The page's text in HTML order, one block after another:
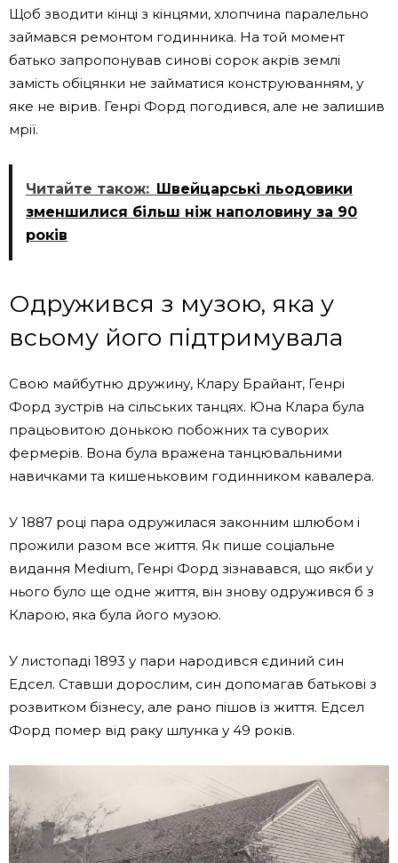
Щоб зводити кінці з кінцями, хлопчина паралельно
займався ремонтом годинника. На той момент
батько запропонував синові сорок акрів землі
замість обіцянки не займатися конструюванням, у
яке не вірив. Генрі Форд погодився, але не залишив
мрії.
Читайте також: Швейцарські льодовики
зменшилися більш ніж наполовину за 90
років
Одружився з музою, яка у
всьому його підтримувала
Свою майбутню дружину, Клару Брайант, Генрі
Форд зустрів на сільських танцях. Юна Клара була
працьовитою донькою побожних та суворих
фермерів. Вона була вражена танцювальними
навичками та кишеньковим годинником кавалера.
У 1887 році пара одружилася законним шлюбом і
прожили разом все життя. Як пише соціальне
видання Medium, Генрі Форд зізнавався, що якби у
нього було ще одне життя, він знову одружився б з
Кларою, яка була його музою.
У листопаді 1893 у пари народився єдиний син
Едсел. Ставши дорослим, син допомагав батькові з
розвитком бізнесу, але рано пішов із життя. Едсел
Форд помер від раку шлунка у 49 років.